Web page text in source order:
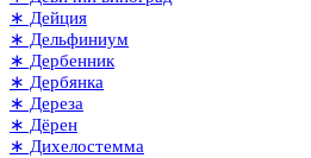
∗ Дейция
∗ Дельфиниум
∗ Дербенник
∗ Дербянка
∗ Дереза
∗ Дёрен
∗ Дихелостемма